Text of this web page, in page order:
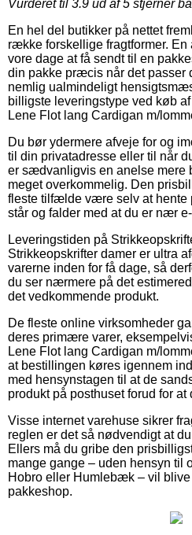
Vurderet til 3.9 ud af 5 stjerner
En hel del butikker på nettet
række forskellige fragtformer. En
vore dage at få sendt til en
din pakke præcis når det passer
nemlig ualmindeligt
billigste leveringstype ved køb
Lene Flot lang Cardigan m/
Du bør ydermere afveje for og
til din privatadresse eller til når
er sædvanligvis en anelse mere
meget overkommelig. Den
fleste tilfælde være selv at hente
står og falder med at du er nær
Leveringstiden på
Strikkeopskrifter damer er ultra
varerne inden for få dage, så
du ser nærmere på det
det vedkommende produkt.
De fleste online virksomheder
deres primære varer,
Lene Flot lang Cardigan m/
at bestillingen køres igennem
med hensynstagen til at de
produkt på posthuset forud for at
Visse internet varehuse sikrer
reglen er det så nødvendigt at
Ellers må du gribe den
mange gange – uden hensyn til
Hobro eller Humlebæk – vil
pakkeshop.